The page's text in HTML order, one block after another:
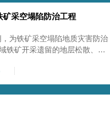
矿采空塌陷防治工程
为铁矿采空塌陷地质灾害防治
铁矿开采遗留的地层松散、裂
地块建设条件，实现矿区地质